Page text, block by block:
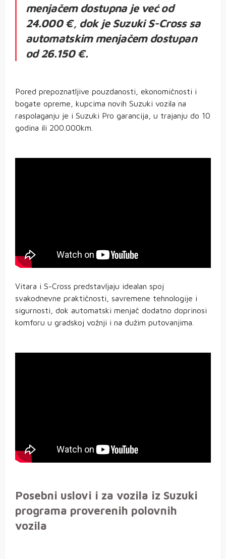
menjačem dostupna je već od
24.000 €, dok je Suzuki S-Cross sa
automatskim menjačem dostupan
od 26.150 €.
Pored prepoznatljive pouzdanosti, ekonomičnosti i
bogate opreme, kupcima novih Suzuki vozila na
raspolaganju je i Suzuki Pro garancija, u trajanju do 10
godina ili 200.000km.
Vitara i S-Cross predstavljaju idealan spoj
svakodnevne praktičnosti, savremene tehnologije i
sigurnosti, dok automatski menjač dodatno doprinosi
komforu u gradskoj vožnji i na dužim putovanjima.
Posebni uslovi i za vozila iz Suzuki
programa proverenih polovnih
vozila